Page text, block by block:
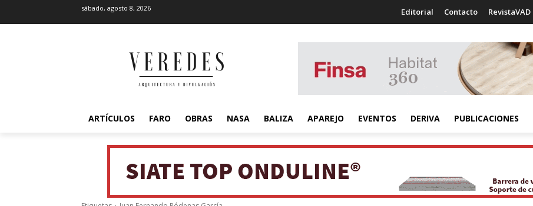
sábado, agosto 8, 2026 Editorial Contacto RevistaVAD
ARTÍCULOS FARO OBRAS NASA BALIZA APAREJO EVENTOS DERIVA PUBLICACIONES